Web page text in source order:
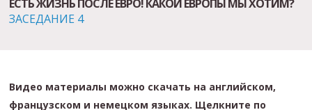
ЕСТЬ ЖИЗНЬ ПОСЛЕ ЕВРО! КАКОЙ ЕВРОПЫ МЫ ХОТИМ?
ЗАСЕДАНИЕ 4
Видео материалы можно скачать на английском,
французском и немецком языках. Щелкните по